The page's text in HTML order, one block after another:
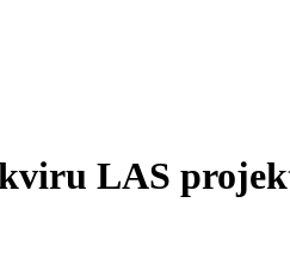
LAS